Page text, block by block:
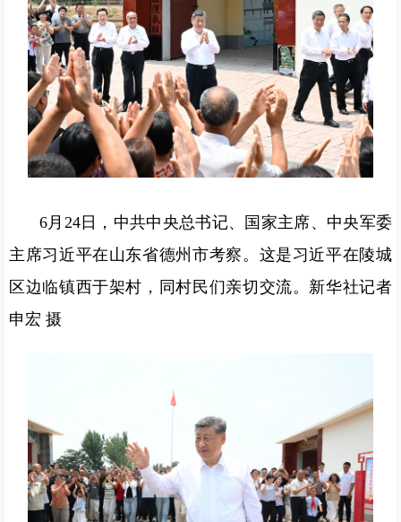
6月24日，中共中央总书记、国家主席、中央军委
主席习近平在山东省德州市考察。这是习近平在陵城
区边临镇西于架村，同村民们亲切交流。新华社记者
申宏 摄